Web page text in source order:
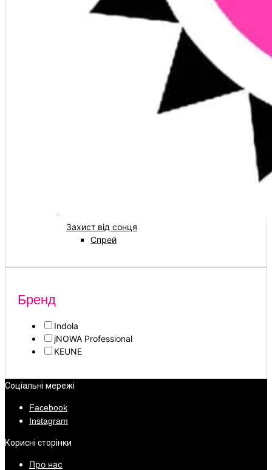
Захист від сонця
Спрей
Бренд
Indola
jNOWA Professional
KEUNE
Соціальні мережі
Facebook
Instagram
Корисні сторінки
Про нас